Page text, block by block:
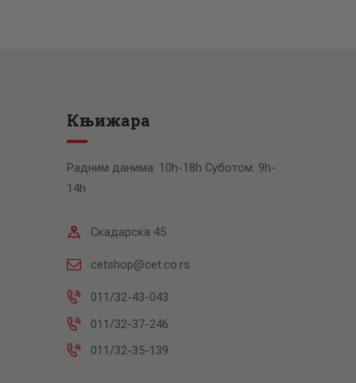
Књижара
Радним данима: 10h-18h Суботом: 9h-
14h
Скадарска 45
cetshop@cet.co.rs
011/32-43-043
011/32-37-246
011/32-35-139